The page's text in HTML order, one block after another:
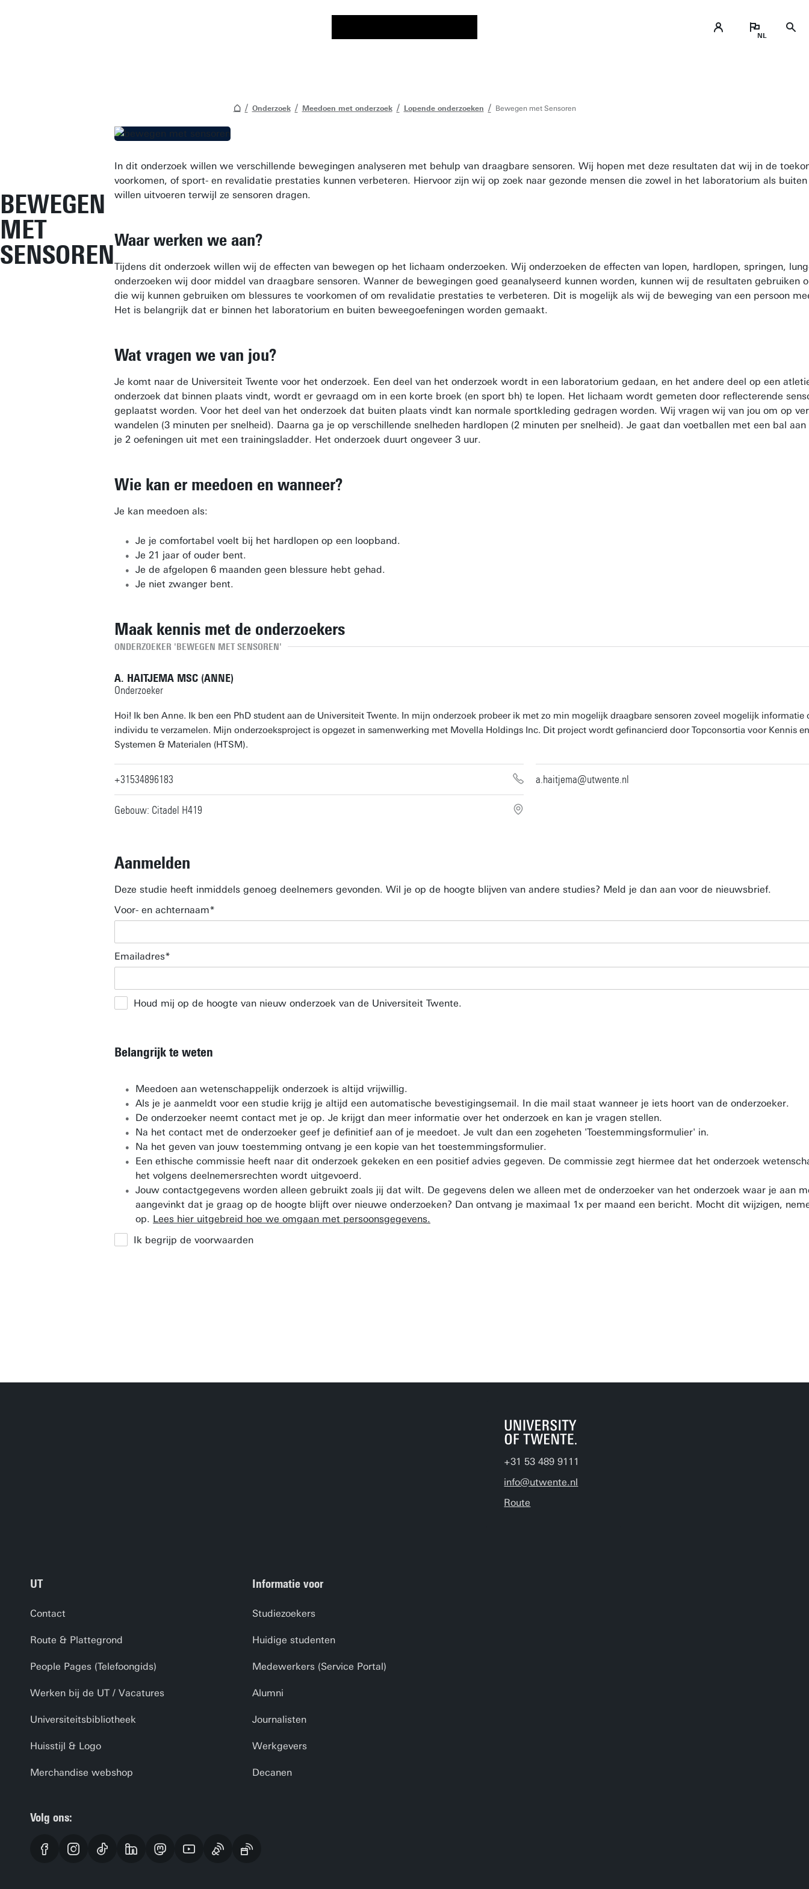
Onderzoek Meedoen met onderzoek Lopende onderzoeken Bewegen met Sensoren
BEWEGEN
MET
SENSOREN
In dit onderzoek willen we verschillende bewegingen analyseren met behulp van draagbare sensoren. Wij hopen met deze resultaten dat wij in de
voorkomen, of sport- en revalidatie prestaties kunnen verbeteren. Hiervoor zijn wij op zoek naar gezonde mensen die zowel in het laboratorium als
willen uitvoeren terwijl ze sensoren dragen.
Waar werken we aan?
Tijdens dit onderzoek willen wij de effecten van bewegen op het lichaam onderzoeken. Wij onderzoeken de effecten van lopen, hardlopen, springen,
onderzoeken wij door middel van draagbare sensoren. Wanner de bewegingen goed geanalyseerd kunnen worden, kunnen wij de resultaten gebruiken
die wij kunnen gebruiken om blessures te voorkomen of om revalidatie prestaties te verbeteren. Dit is mogelijk als wij de beweging van een persoon
Het is belangrijk dat er binnen het laboratorium en buiten beweegoefeningen worden gemaakt.
Wat vragen we van jou?
Je komt naar de Universiteit Twente voor het onderzoek. Een deel van het onderzoek wordt in een laboratorium gedaan, en het andere deel op een
onderzoek dat binnen plaats vindt, wordt er gevraagd om in een korte broek (en sport bh) te lopen. Het lichaam wordt gemeten door reflecterende
geplaatst worden. Voor het deel van het onderzoek dat buiten plaats vindt kan normale sportkleding gedragen worden. Wij vragen wij van jou om op
wandelen (3 minuten per snelheid). Daarna ga je op verschillende snelheden hardlopen (2 minuten per snelheid). Je gaat dan voetballen met een bal
je 2 oefeningen uit met een trainingsladder. Het onderzoek duurt ongeveer 3 uur.
Wie kan er meedoen en wanneer?
Je kan meedoen als:
Je je comfortabel voelt bij het hardlopen op een loopband.
Je 21 jaar of ouder bent.
Je de afgelopen 6 maanden geen blessure hebt gehad.
Je niet zwanger bent.
Maak kennis met de onderzoekers
ONDERZOEKER 'BEWEGEN MET SENSOREN'
A. HAITJEMA MSC (ANNE)
Onderzoeker
Hoi! Ik ben Anne. Ik ben een PhD student aan de Universiteit Twente. In mijn onderzoek probeer ik met zo min mogelijk draagbare sensoren zoveel mogelijk
individu te verzamelen. Mijn onderzoeksproject is opgezet in samenwerking met Movella Holdings Inc. Dit project wordt gefinancierd door Topconsortia voor Kennis
Systemen & Materialen (HTSM).
+31534896183 a.haitjema@utwente.nl
Gebouw: Citadel H419
Aanmelden
Deze studie heeft inmiddels genoeg deelnemers gevonden. Wil je op de hoogte blijven van andere studies? Meld je dan aan voor de nieuwsbrief.
Voor- en achternaam
Emailadres
Houd mij op de hoogte van nieuw onderzoek van de Universiteit Twente.
Belangrijk te weten
Meedoen aan wetenschappelijk onderzoek is altijd vrijwillig.
Als je je aanmeldt voor een studie krijg je altijd een automatische bevestigingsemail. In die mail staat wanneer je iets hoort van de onderzoeker.
De onderzoeker neemt contact met je op. Je krijgt dan meer informatie over het onderzoek en kan je vragen stellen.
Na het contact met de onderzoeker geef je definitief aan of je meedoet. Je vult dan een zogeheten 'Toestemmingsformulier' in.
Na het geven van jouw toestemming ontvang je een kopie van het toestemmingsformulier.
Een ethische commissie heeft naar dit onderzoek gekeken en een positief advies gegeven. De commissie zegt hiermee dat het onderzoek
het volgens deelnemersrechten wordt uitgevoerd.
Jouw contactgegevens worden alleen gebruikt zoals jij dat wilt. De gegevens delen we alleen met de onderzoeker van het onderzoek waar je aan
aangevinkt dat je graag op de hoogte blijft over nieuwe onderzoeken? Dan ontvang je maximaal 1x per maand een bericht. Mocht dit wijzigen,
op. Lees hier uitgebreid hoe we omgaan met persoonsgegevens.
Ik begrijp de voorwaarden
+31 53 489 9111
info@utwente.nl
Route
UT
Contact
Route & Plattegrond
People Pages (Telefoongids)
Werken bij de UT / Vacatures
Universiteitsbibliotheek
Huisstijl & Logo
Merchandise webshop
Informatie voor
Studiezoekers
Huidige studenten
Medewerkers (Service Portal)
Alumni
Journalisten
Werkgevers
Decanen
Volg ons: